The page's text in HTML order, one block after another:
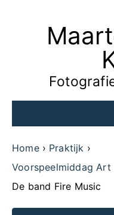
Home
Praktijk
Voorspeelmiddag Art
De band Fire Music